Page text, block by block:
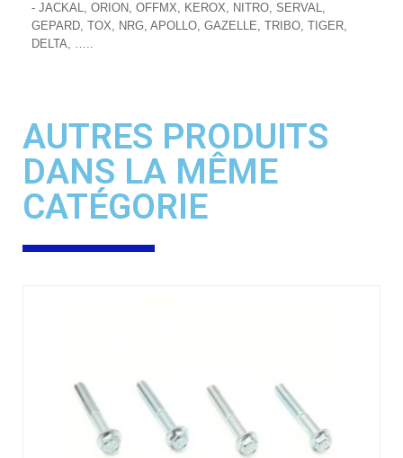
- JACKAL, ORION, OFFMX, KEROX, NITRO, SERVAL,
GEPARD, TOX, NRG, APOLLO, GAZELLE, TRIBO, TIGER,
DELTA, …..
AUTRES PRODUITS
DANS LA MÊME
CATÉGORIE